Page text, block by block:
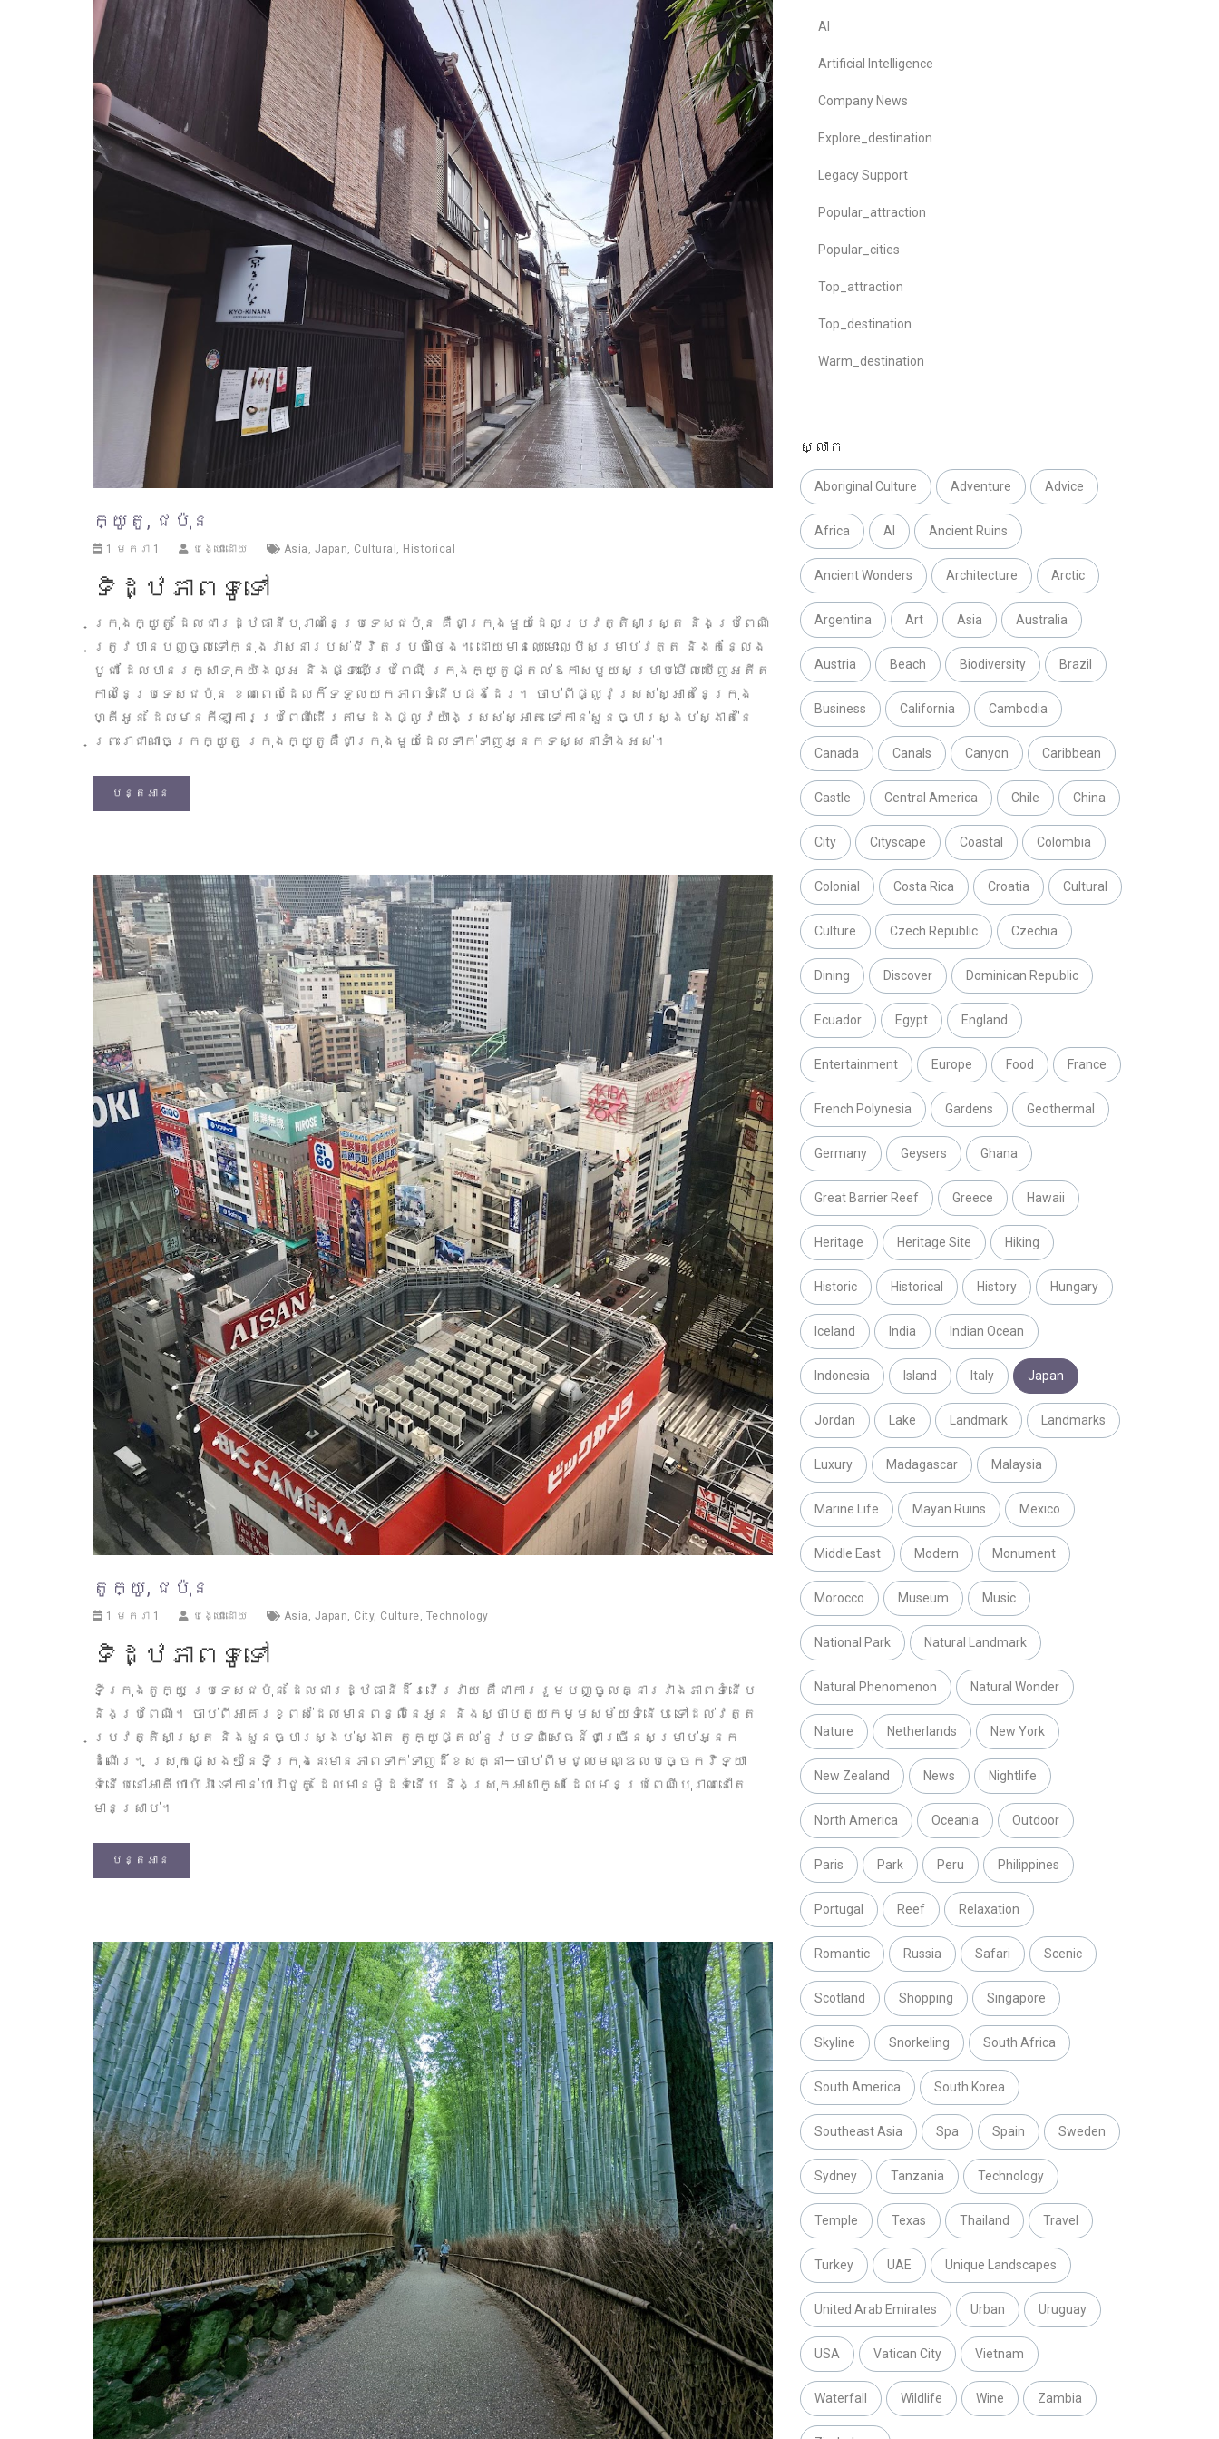
ក្យូតូ, ជប៉ុន
1 មករា 1 បង្ហោះដោយ Asia , Japan, Cultural , Historical
ទិដ្ឋភាពទូទៅ
ក្រុងក្យូតូ ដែលជារដ្ឋធានីបុរាណនៃប្រទេសជប៉ុន គឺជាក្រុងមួយដែលប្រវត្តិសាស្ត្រ និងប្រពៃណី
ត្រូវបានបញ្ចូលទៅក្នុងវាសនារបស់ជីវិតប្រចាំថ្ងៃ។ ដោយមានឈ្មោះល្បីសម្រាប់វត្ត និងកន្លែង
បូជា ដែលបានរក្សាទុកយ៉ាងល្អ និងផ្ទះឈើប្រពៃណី ក្រុងក្យូតូផ្តល់ឱកាសមួយសម្រាប់មើលឃើញអតីត
កាលនៃប្រទេសជប៉ុន ខណៈពេលដែលក៏ទទួលយកភាពទំនើបផងដែរ។ ចាប់ពីផ្លូវស្រស់ស្អាតនៃក្រុង
ហ្គីអូន ដែលមានកីឡាការប្រពៃណីដើរតាមដងផ្លូវយ៉ាងស្រស់ស្អាត ទៅកាន់សួនច្បារស្ងប់ស្ងាត់នៃ
ព្រះរាជាណាចក្រក្យូតូ ក្រុងក្យូតូគឺជាក្រុងមួយដែលទាក់ទាញអ្នកទស្សនាទាំងអស់។
បន្តអាន
តូក្យូ, ជប៉ុន
1 មករា 1 បង្ហោះដោយ Asia , Japan, City, Culture, Technology
ទិដ្ឋភាពទូទៅ
ទីក្រុងតូក្យូ ប្រទេសជប៉ុន ដែលជារដ្ឋធានីដ៏រវើរវាយ គឺជាការរួមបញ្ចូលគ្នារវាងភាពទំនើប
និងប្រពៃណី។ ចាប់ពីអាគារខ្ពស់ដែលមានពន្លឺនេអូន និងស្ថាបត្យកម្មសម័យទំនើប ទៅដល់វត្ត
ប្រវត្តិសាស្ត្រ និងសួនច្បារស្ងប់ស្ងាត់ តូក្យូផ្តល់នូវបទពិសោធន៍ជាច្រើនសម្រាប់អ្នក
ដំណើរ។ ស្រុកផ្សេងៗនៃទីក្រុងនេះមានភាពទាក់ទាញដ៏ខុសគ្នា—ចាប់ពីមជ្ឈមណ្ឌលបច្ចេកវិទ្យា
ទំនើបនៅអាគីហាប៉ារ៉ា ទៅកាន់ហារ៉ាជូគូ ដែលមានម៉ូដទំនើប និងស្រុកអាសាកូសា ដែលមានប្រពៃណីបុរាណនៅតែ
មានស្រាប់។
បន្តអាន
AI
Artificial Intelligence
Company News
Explore_destination
Legacy Support
Popular_attraction
Popular_cities
Top_attraction
Top_destination
Warm_destination
ស្លាក
Aboriginal Culture Adventure Advice
Africa AI Ancient Ruins
Ancient Wonders Architecture Arctic
Argentina Art Asia Australia
Austria Beach Biodiversity Brazil
Business California Cambodia
Canada Canals Canyon Caribbean
Castle Central America Chile China
City Cityscape Coastal Colombia
Colonial Costa Rica Croatia Cultural
Culture Czech Republic Czechia
Dining Discover Dominican Republic
Ecuador Egypt England
Entertainment Europe Food France
French Polynesia Gardens Geothermal
Germany Geysers Ghana
Great Barrier Reef Greece Hawaii
Heritage Heritage Site Hiking
Historic Historical History Hungary
Iceland India Indian Ocean
Indonesia Island Italy Japan
Jordan Lake Landmark Landmarks
Luxury Madagascar Malaysia
Marine Life Mayan Ruins Mexico
Middle East Modern Monument
Morocco Museum Music
National Park Natural Landmark
Natural Phenomenon Natural Wonder
Nature Netherlands New York
New Zealand News Nightlife
North America Oceania Outdoor
Paris Park Peru Philippines
Portugal Reef Relaxation
Romantic Russia Safari Scenic
Scotland Shopping Singapore
Skyline Snorkeling South Africa
South America South Korea
Southeast Asia Spa Spain Sweden
Sydney Tanzania Technology
Temple Texas Thailand Travel
Turkey UAE Unique Landscapes
United Arab Emirates Urban Uruguay
USA Vatican City Vietnam
Waterfall Wildlife Wine Zambia